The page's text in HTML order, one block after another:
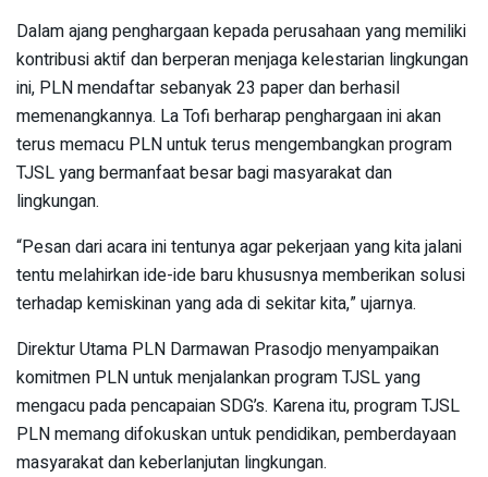
Dalam ajang penghargaan kepada perusahaan yang memiliki
kontribusi aktif dan berperan menjaga kelestarian lingkungan
ini, PLN mendaftar sebanyak 23 paper dan berhasil
memenangkannya. La Tofi berharap penghargaan ini akan
terus memacu PLN untuk terus mengembangkan program
TJSL yang bermanfaat besar bagi masyarakat dan
lingkungan.
“Pesan dari acara ini tentunya agar pekerjaan yang kita jalani
tentu melahirkan ide-ide baru khususnya memberikan solusi
terhadap kemiskinan yang ada di sekitar kita,” ujarnya.
Direktur Utama PLN Darmawan Prasodjo menyampaikan
komitmen PLN untuk menjalankan program TJSL yang
mengacu pada pencapaian SDG’s. Karena itu, program TJSL
PLN memang difokuskan untuk pendidikan, pemberdayaan
masyarakat dan keberlanjutan lingkungan.